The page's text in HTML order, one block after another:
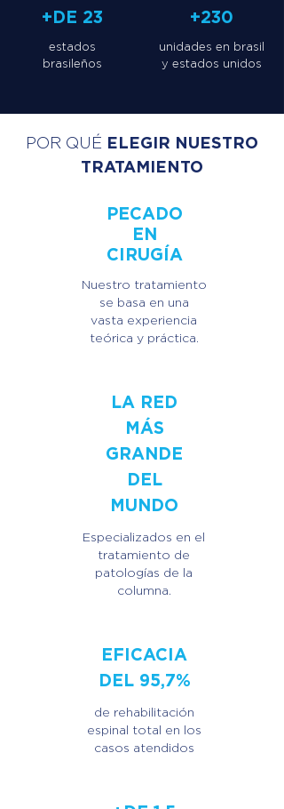
+DE 23
estados
brasileños
+230
unidades en brasil
y estados unidos
POR QUÉ ELEGIR NUESTRO
TRATAMIENTO
PECADO
EN
CIRUGÍA
Nuestro tratamiento
se basa en una
vasta experiencia
teórica y práctica.
LA RED
MÁS
GRANDE
DEL
MUNDO
Especializados en el
tratamiento de
patologías de la
columna.
EFICACIA
DEL 95,7%
de rehabilitación
espinal total en los
casos atendidos